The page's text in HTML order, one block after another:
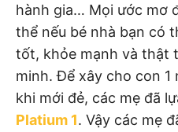
hành gia… Mọi ước mơ
thể nếu bé nhà bạn có
tốt, khỏe mạnh và thật
minh. Để xây cho con
khi mới đẻ, các mẹ đã
Platium 1. Vậy các mẹ